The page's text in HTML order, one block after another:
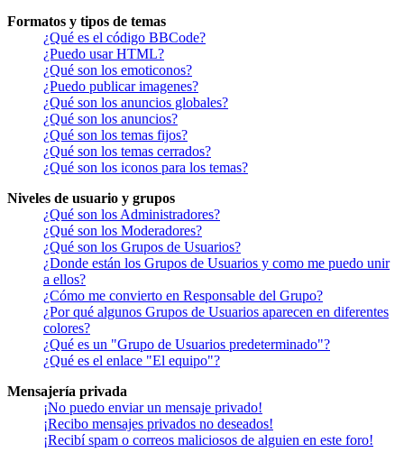
Formatos y tipos de temas
¿Qué es el código BBCode?
¿Puedo usar HTML?
¿Qué son los emoticonos?
¿Puedo publicar imagenes?
¿Qué son los anuncios globales?
¿Qué son los anuncios?
¿Qué son los temas fijos?
¿Qué son los temas cerrados?
¿Qué son los iconos para los temas?
Niveles de usuario y grupos
¿Qué son los Administradores?
¿Qué son los Moderadores?
¿Qué son los Grupos de Usuarios?
¿Donde están los Grupos de Usuarios y como me puedo unir
a ellos?
¿Cómo me convierto en Responsable del Grupo?
¿Por qué algunos Grupos de Usuarios aparecen en diferentes
colores?
¿Qué es un "Grupo de Usuarios predeterminado"?
¿Qué es el enlace "El equipo"?
Mensajería privada
¡No puedo enviar un mensaje privado!
¡Recibo mensajes privados no deseados!
¡Recibí spam o correos maliciosos de alguien en este foro!